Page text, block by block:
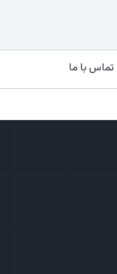
تماس با ما